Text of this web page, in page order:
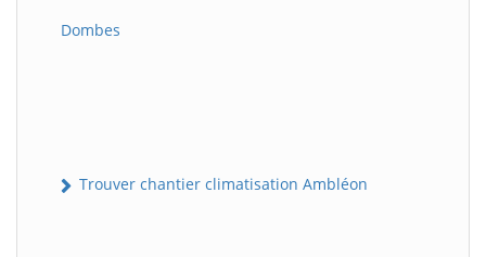
Dombes
Trouver chantier climatisation Ambléon